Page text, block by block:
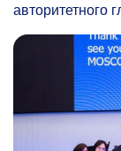
авторитетного